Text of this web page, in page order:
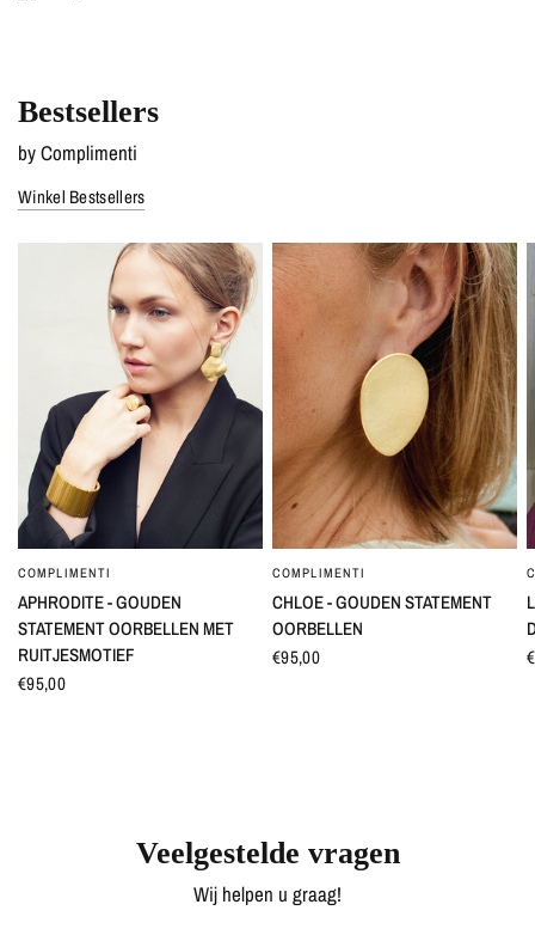
Bestsellers
by Complimenti
Winkel Bestsellers
SNEL BEKIJKEN
COMPLIMENTI
APHRODITE - GOUDEN
STATEMENT OORBELLEN MET
RUITJESMOTIEF
€95,00
SNEL BEKIJKEN
COMPLIMENTI
CHLOE - GOUDEN STATEMENT
OORBELLEN
€95,00
Veelgestelde vragen
Wij helpen u graag!